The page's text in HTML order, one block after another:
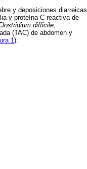
y deposiciones diarreicas
y proteína C reactiva de
difficile
(TAC) de abdomen y
1).